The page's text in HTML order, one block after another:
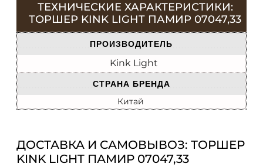
ТЕХНИЧЕСКИЕ ХАРАКТЕРИСТИКИ:
ТОРШЕР KINK LIGHT ПАМИР 07047,33
ПРОИЗВОДИТЕЛЬ
Kink Light
СТРАНА БРЕНДА
Китай
ДОСТАВКА И САМОВЫВОЗ: ТОРШЕР
KINK LIGHT ПАМИР 07047,33